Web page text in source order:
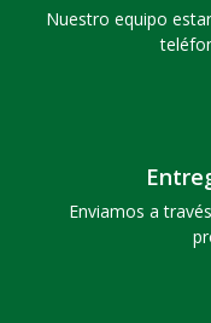
Nuestro equipo
Enviamos a